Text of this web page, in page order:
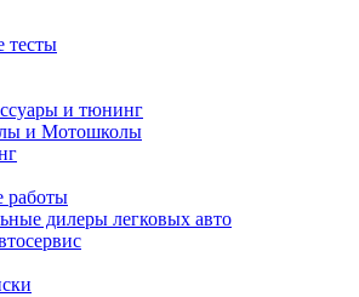
тесты
и тюнинг
и Мотошколы
работы
дилеры легковых авто